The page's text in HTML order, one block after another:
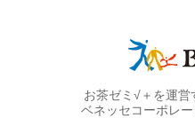
お茶ゼミ√＋を運
ベネッセコーポレー